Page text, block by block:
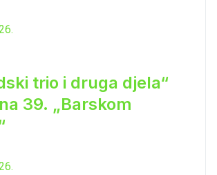
trio i druga djela“
39. „Barskom